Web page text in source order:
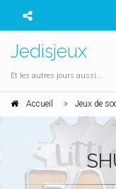
Jedisjeux
Et les autres jours aussi...
Accueil Jeux de